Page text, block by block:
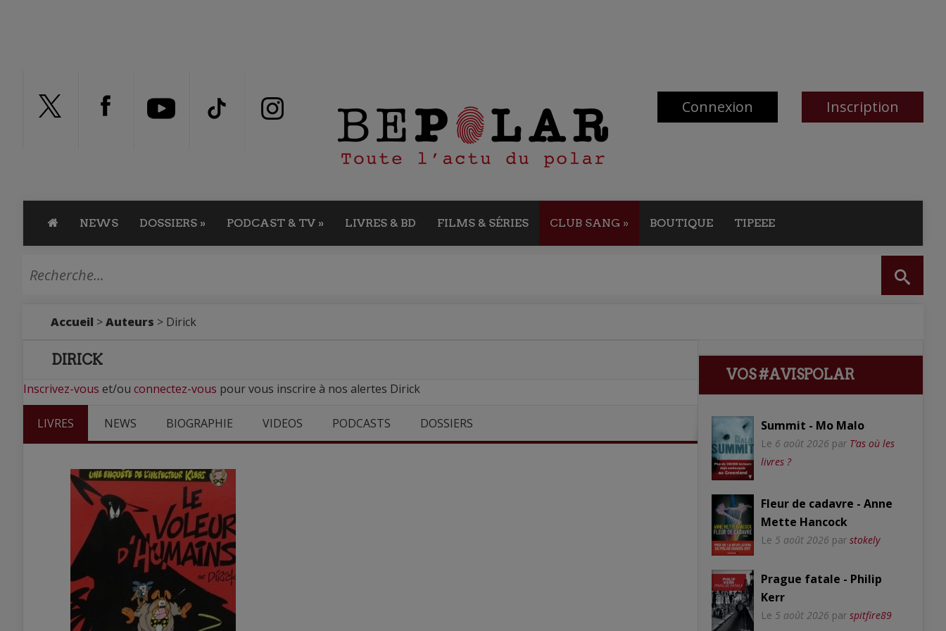
Connexion Inscription
NEWS DOSSIERS » PODCAST & TV » LIVRES & BD FILMS & SÉRIES CLUB SANG » BOUTIQUE TIPEEE
Accueil >Auteurs > Dirick
DIRICK
Inscrivez-vous et/ou connectez-vous pour vous inscrire à nos alertes Dirick
LIVRES NEWS BIOGRAPHIE VIDEOS PODCASTS DOSSIERS
VOS #AVISPOLAR
Summit - Mo Malo
Le 6 août 2026 par T’as où les
livres ?
Fleur de cadavre - Anne
Mette Hancock
Le 5 août 2026 par stokely
Prague fatale - Philip
Kerr
Le 5 août 2026 par spitfire89